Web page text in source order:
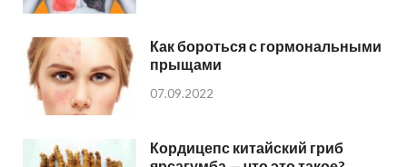
Как бороться с гормональными
прыщами
07.09.2022
Кордицепс китайский гриб